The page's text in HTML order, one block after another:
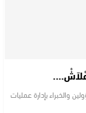
عْلاَشْ….
والخبراء بإدارة عمليات